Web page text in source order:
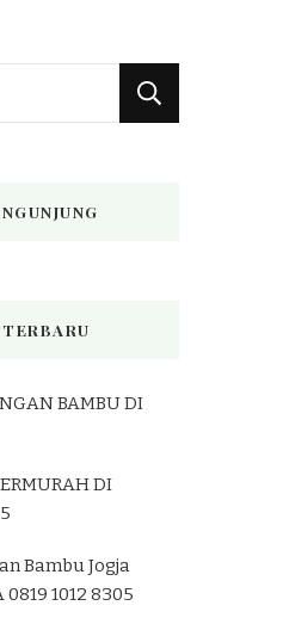
BAMBU DI
DI
Bambu Jogja
1012 8305